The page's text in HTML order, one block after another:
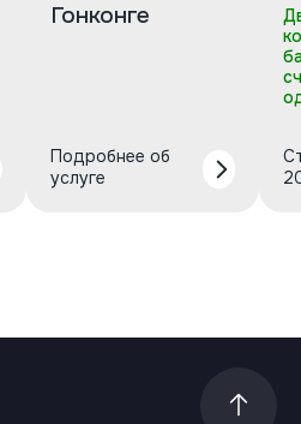
Гонконге
Подробнее об
услуге